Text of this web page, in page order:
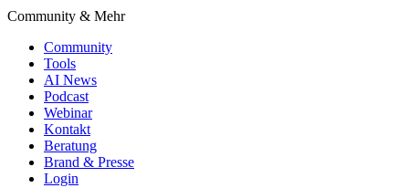
Community & Mehr
Community
Tools
AI News
Podcast
Webinar
Kontakt
Beratung
Brand & Presse
Login